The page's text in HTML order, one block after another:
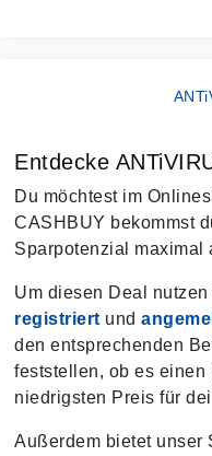
Entdecke
Du möchtest im
CASHBUY bekommst
Sparpotenzial maximal
Um diesen Deal
registriert und
den entsprechenden
feststellen, ob es einen
niedrigsten Preis für
Außerdem bietet unser